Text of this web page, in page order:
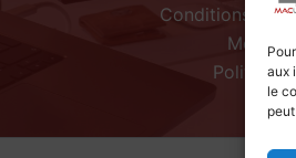
aux
le
Conditions
Politique